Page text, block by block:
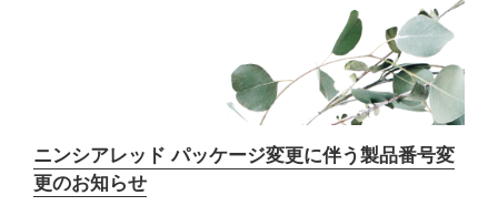
ニンシアレッド パッケージ変更に伴う製品番号変
更のお知らせ